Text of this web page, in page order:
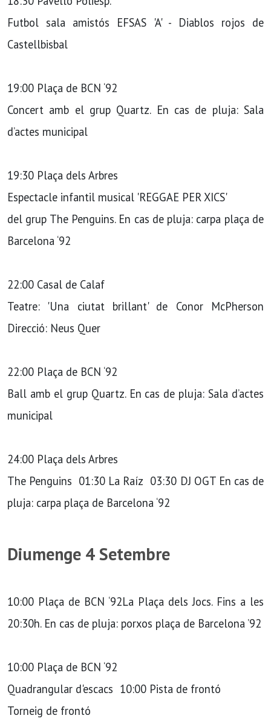
Futbol sala amistós EFSAS 'A' - Diablos rojos de
Castellbisbal
19:00 Plaça de BCN ‘92
Concert amb el grup Quartz. En cas de pluja: Sala
d’actes municipal
19:30 Plaça dels Arbres
Espectacle infantil musical 'REGGAE PER XICS'
del grup The Penguins. En cas de pluja: carpa plaça de
Barcelona ‘92
22:00 Casal de Calaf
Teatre: 'Una ciutat brillant' de Conor McPherson
Direcció: Neus Quer
22:00 Plaça de BCN ‘92
Ball amb el grup Quartz. En cas de pluja: Sala d’actes
municipal
24:00 Plaça dels Arbres
The Penguins 01:30 La Raíz 03:30 DJ OGT En cas de
pluja: carpa plaça de Barcelona ‘92
Diumenge 4 Setembre
10:00 Plaça de BCN ‘92La Plaça dels Jocs. Fins a les
20:30h. En cas de pluja: porxos plaça de Barcelona ’92
10:00 Plaça de BCN ‘92
Quadrangular d'escacs 10:00 Pista de frontó
Torneig de frontó